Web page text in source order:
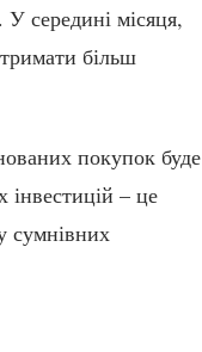
середині місяця,
більш
покупок буде
інвестицій – це
сумнівних